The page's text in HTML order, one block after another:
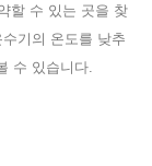
할 수 있는 곳을 찾
기의 온도를 낮추
수 있습니다.